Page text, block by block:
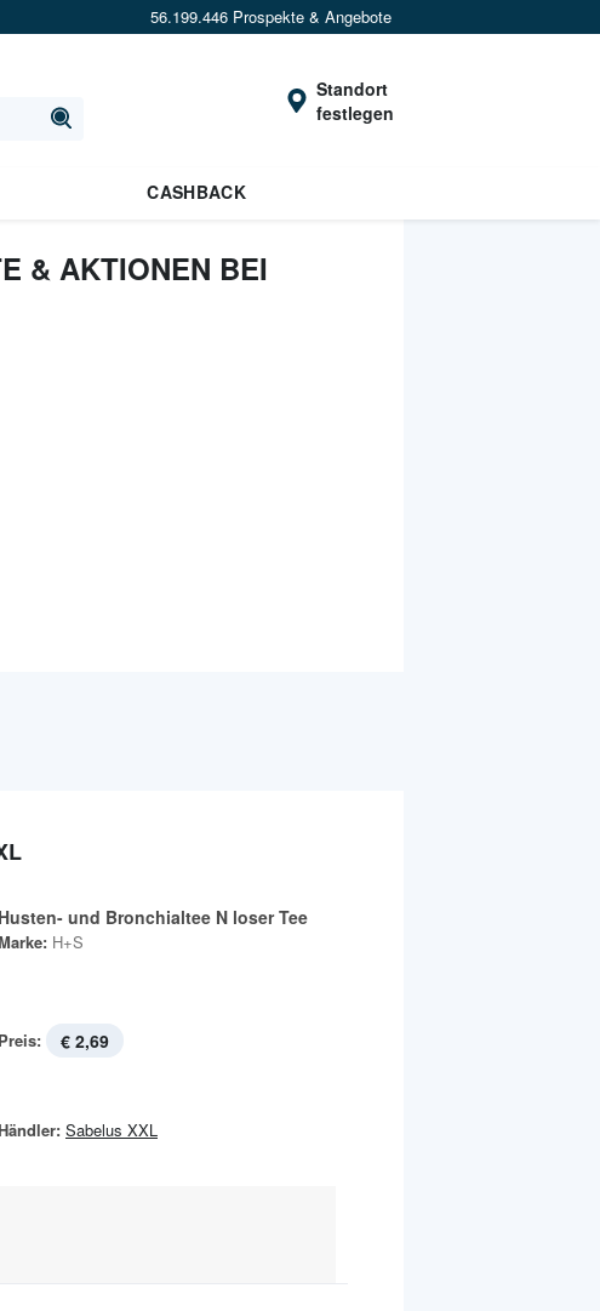
56.199.446 Prospekte & Angebote
Standort
festlegen
CASHBACK
& AKTIONEN BEI
Husten- und Bronchialtee N loser Tee
H+S
Preis: € 2,69
Händler: Sabelus XXL